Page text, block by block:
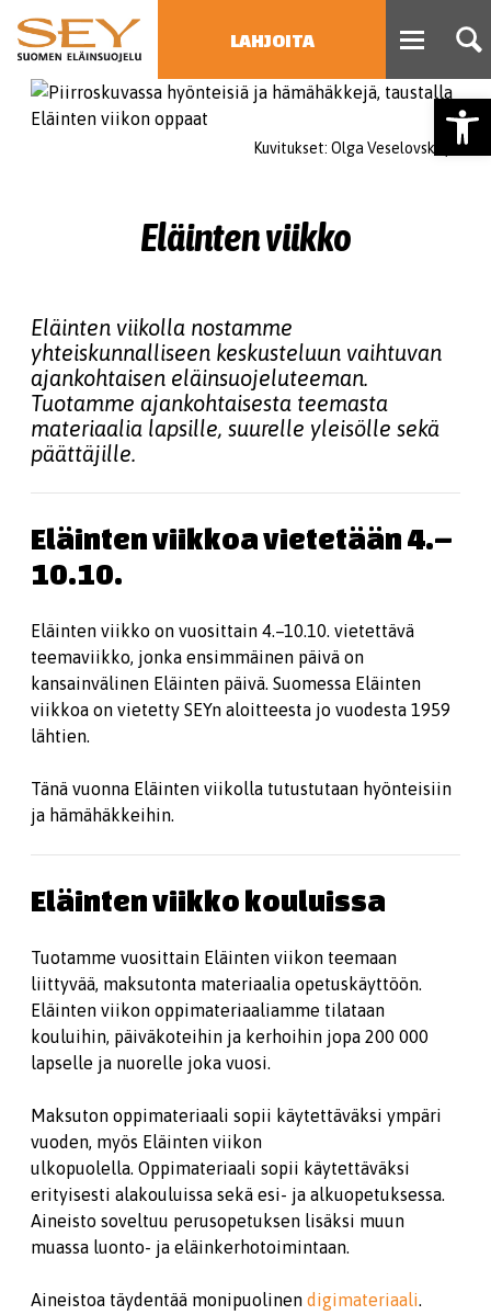
LAHJOITA
Type 2 or more characters
Kuvitukset: Olga Veselovskaya
Eläinten viikko
Eläinten viikolla nostamme
yhteiskunnalliseen keskusteluun vaihtuvan
ajankohtaisen eläinsuojeluteeman.
Tuotamme ajankohtaisesta teemasta
materiaalia lapsille, suurelle yleisölle sekä
päättäjille.
Eläinten viikkoa vietetään 4.–
10.10.
Eläinten viikko on vuosittain 4.–10.10. vietettävä
teemaviikko, jonka ensimmäinen päivä on
kansainvälinen Eläinten päivä. Suomessa Eläinten
viikkoa on vietetty SEYn aloitteesta jo vuodesta 1959
lähtien.
Tänä vuonna Eläinten viikolla tutustutaan hyönteisiin
ja hämähäkkeihin.
Eläinten viikko kouluissa
Tuotamme vuosittain Eläinten viikon teemaan
liittyvää, maksutonta materiaalia opetuskäyttöön.
Eläinten viikon oppimateriaaliamme tilataan
kouluihin, päiväkoteihin ja kerhoihin jopa 200 000
lapselle ja nuorelle joka vuosi.
Maksuton oppimateriaali sopii käytettäväksi ympäri
vuoden, myös Eläinten viikon
ulkopuolella. Oppimateriaali sopii käytettäväksi
erityisesti alakouluissa sekä esi- ja alkuopetuksessa.
Aineisto soveltuu perusopetuksen lisäksi muun
muassa luonto- ja eläinkerhotoimintaan.
Aineistoa täydentää monipuolinen digimateriaali.